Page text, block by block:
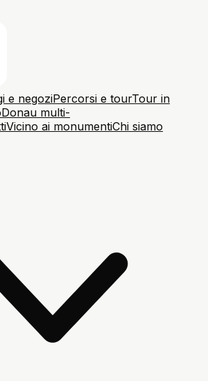
e negoziPercorsi e tourTour in
Donau multi-
Vicino ai monumentiChi siamo